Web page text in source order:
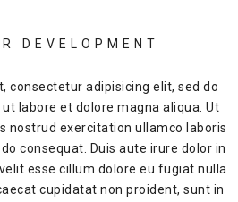
DEVELOPMENT
consectetur adipisicing elit, sed do
labore et dolore magna aliqua. Ut
nostrud exercitation ullamco laboris
consequat. Duis aute irure dolor in
esse cillum dolore eu fugiat nulla
cupidatat non proident, sunt in